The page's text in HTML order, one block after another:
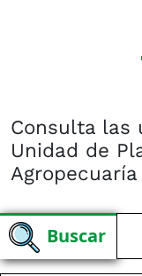
Consulta las
Unidad de
Agropecuaría
Buscar